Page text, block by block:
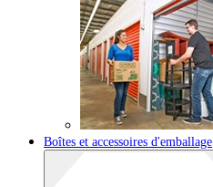
Boîtes et accessoires d'emballage